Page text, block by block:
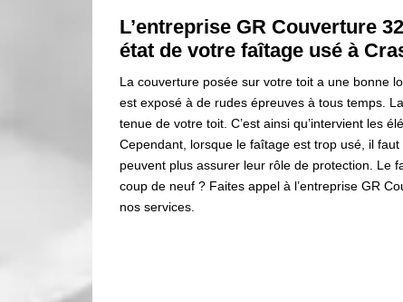
L’entreprise GR Couverture
état de votre faîtage usé à
La couverture posée sur votre toit a une bonne
est exposé à de rudes épreuves à tous temps.
tenue de votre toit. C’est ainsi qu’intervient les
Cependant, lorsque le faîtage est trop usé, il
peuvent plus assurer leur rôle de protection. Le
coup de neuf ? Faites appel à l’entreprise GR
nos services.